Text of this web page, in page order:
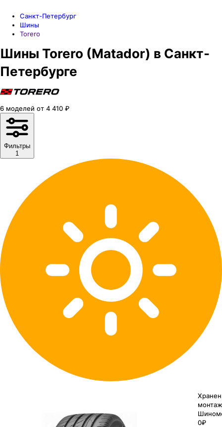
Санкт-Петербург
Шины
Torero
Шины Torero (Matador) в Санкт-
Петербурге
6 моделей от 4 410 ₽
Фильтры
1
0₽